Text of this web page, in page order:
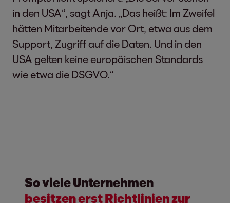
in den USA“, sagt Anja. „Das heißt: Im Zweifel
hätten Mitarbeitende vor Ort, etwa aus dem
Support, Zugriff auf die Daten. Und in den
USA gelten keine europäischen Standards
wie etwa die DSGVO.“
So viele Unternehmen
besitzen erst Richtlinien zur